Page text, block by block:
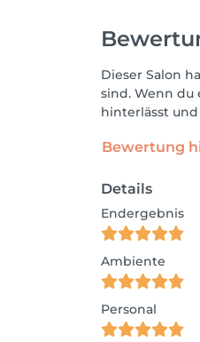
Dieser Salon
sind. Wenn du
hinterlässt
Bewertung
Details
Endergebnis
Ambiente
Personal